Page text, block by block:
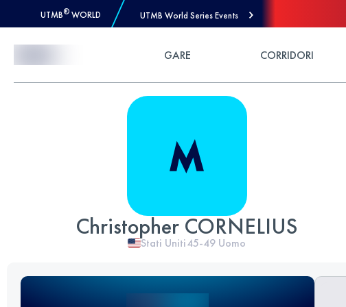
UTMB® WORLD UTMB World Series Events
GARE CORRIDORI
Christopher CORNELIUS
Stati Uniti45-49 Uomo